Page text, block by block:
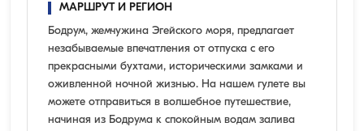
МАРШРУТ И РЕГИОН
Бодрум, жемчужина Эгейского моря, предлагает
незабываемые впечатления от отпуска с его
прекрасными бухтами, историческими замками и
оживленной ночной жизнью. На нашем гулете вы
можете отправиться в волшебное путешествие,
начиная из Бодрума к спокойным водам залива